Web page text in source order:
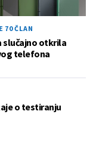
70 ČLAN
slučajno otkrila
telefona
o testiranju